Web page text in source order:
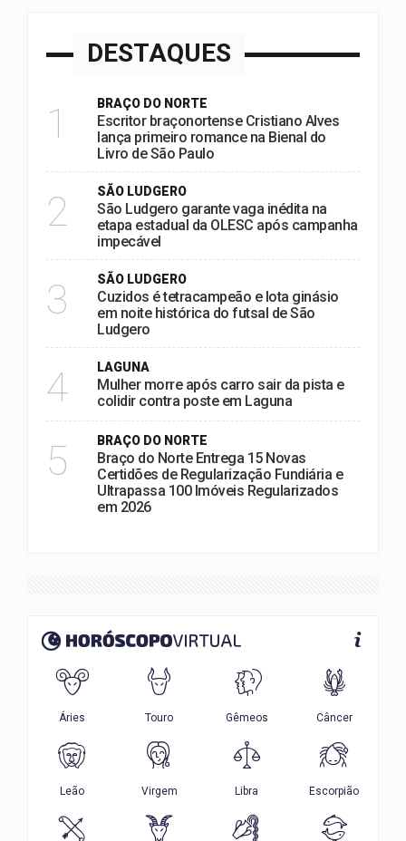
DESTAQUES
1 BRAÇO DO NORTE
Escritor braçonortense Cristiano Alves
lança primeiro romance na Bienal do
Livro de São Paulo
2 SÃO LUDGERO
São Ludgero garante vaga inédita na
etapa estadual da OLESC após campanha
impecável
3 SÃO LUDGERO
Cuzidos é tetracampeão e lota ginásio
em noite histórica do futsal de São
Ludgero
4 LAGUNA
Mulher morre após carro sair da pista e
colidir contra poste em Laguna
5 BRAÇO DO NORTE
Braço do Norte Entrega 15 Novas
Certidões de Regularização Fundiária e
Ultrapassa 100 Imóveis Regularizados
em 2026